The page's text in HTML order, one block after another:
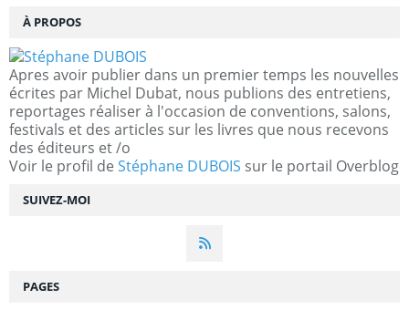
SUIVEZ-MOI
À PROPOS
Apres avoir publier dans un premier temps les nouvelles
écrites par Michel Dubat, nous publions des entretiens,
reportages réaliser à l'occasion de conventions, salons,
festivals et des articles sur les livres que nous recevons
des éditeurs et /o
Voir le profil de Stéphane DUBOIS sur le portail Overblog
PAGES